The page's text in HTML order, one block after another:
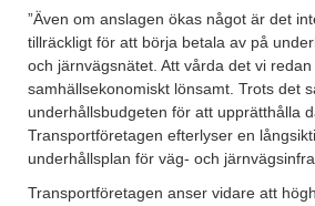
”Även om anslagen ökas något är det
tillräckligt för att börja betala av på
och järnvägsnätet. Att vårda det vi
samhällsekonomiskt lönsamt. Trots det
underhållsbudgeten för att upprätthålla
Transportföretagen efterlyser en
underhållsplan för väg- och
Transportföretagen anser vidare att